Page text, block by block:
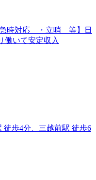
時対応 ・立哨 等】日
働いて安定収入
徒歩4分、三越前駅 徒歩6